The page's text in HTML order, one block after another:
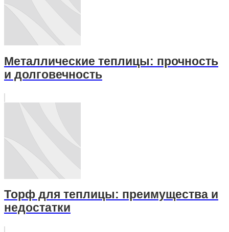
Металлические теплицы: прочность
и долговечность
Торф для теплицы: преимущества и
недостатки